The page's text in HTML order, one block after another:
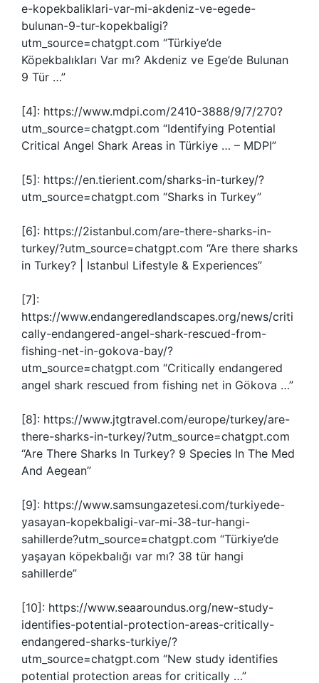
e-kopekbaliklari-var-mi-akdeniz-ve-egede-
bulunan-9-tur-kopekbaligi?
utm_source=chatgpt.com “Türkiye’de
Köpekbalıkları Var mı? Akdeniz ve Ege’de Bulunan
9 Tür …”
[4]: https://www.mdpi.com/2410-3888/9/7/270?
utm_source=chatgpt.com “Identifying Potential
Critical Angel Shark Areas in Türkiye … – MDPI”
[5]: https://en.tierient.com/sharks-in-turkey/?
utm_source=chatgpt.com “Sharks in Turkey”
[6]: https://2istanbul.com/are-there-sharks-in-
turkey/?utm_source=chatgpt.com “Are there sharks
in Turkey? | Istanbul Lifestyle & Experiences”
[7]:
https://www.endangeredlandscapes.org/news/criti
cally-endangered-angel-shark-rescued-from-
fishing-net-in-gokova-bay/?
utm_source=chatgpt.com “Critically endangered
angel shark rescued from fishing net in Gökova …”
[8]: https://www.jtgtravel.com/europe/turkey/are-
there-sharks-in-turkey/?utm_source=chatgpt.com
“Are There Sharks In Turkey? 9 Species In The Med
And Aegean”
[9]: https://www.samsungazetesi.com/turkiyede-
yasayan-kopekbaligi-var-mi-38-tur-hangi-
sahillerde?utm_source=chatgpt.com “Türkiye’de
yaşayan köpekbalığı var mı? 38 tür hangi
sahillerde”
[10]: https://www.seaaroundus.org/new-study-
identifies-potential-protection-areas-critically-
endangered-sharks-turkiye/?
utm_source=chatgpt.com “New study identifies
potential protection areas for critically …”